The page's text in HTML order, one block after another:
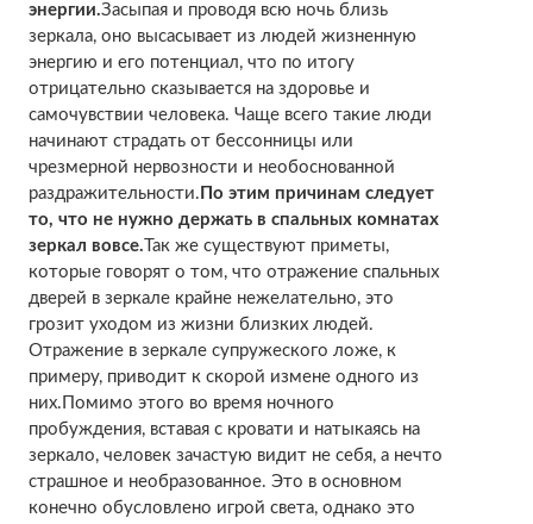
энергии.Засыпая и проводя всю ночь близь
зеркала, оно высасывает из людей жизненную
энергию и его потенциал, что по итогу
отрицательно сказывается на здоровье и
самочувствии человека. Чаще всего такие люди
начинают страдать от бессонницы или
чрезмерной нервозности и необоснованной
раздражительности. По этим причинам следует
то, что не нужно держать в спальных комнатах
зеркал вовсе. Так же существуют приметы,
которые говорят о том, что отражение спальных
дверей в зеркале крайне нежелательно, это
грозит уходом из жизни близких людей.
Отражение в зеркале супружеского ложе, к
примеру, приводит к скорой измене одного из
них.Помимо этого во время ночного
пробуждения, вставая с кровати и натыкаясь на
зеркало, человек зачастую видит не себя, а нечто
страшное и необразованное. Это в основном
конечно обусловлено игрой света, однако это